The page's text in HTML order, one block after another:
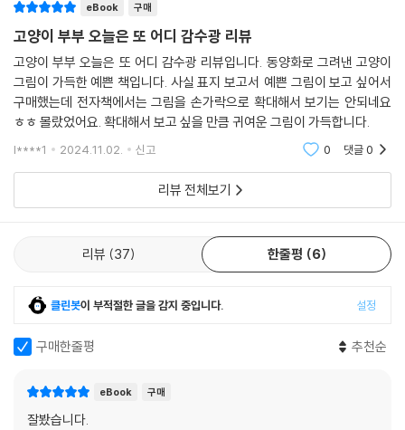
eBook 구매
고양이 부부 오늘은 또 어디 감수광 리뷰
고양이 부부 오늘은 또 어디 감수광 리뷰입니다. 동양화로 그려낸 고양이
그림이 가득한 예쁜 책입니다. 사실 표지 보고서 예쁜 그림이 보고 싶어서
구매했는데 전자책에서는 그림을 손가락으로 확대해서 보기는 안되네요
ㅎㅎ 몰랐었어요. 확대해서 보고 싶을 만큼 귀여운 그림이 가득합니다.
l****1 2024.11.02. 신고 0 댓글0
리뷰 전체보기
리뷰 37 한줄평 6
클린봇이 부적절한 글을 감지 중입니다. 설정
구매한줄평 추천순
eBook 구매
잘봤습니다.